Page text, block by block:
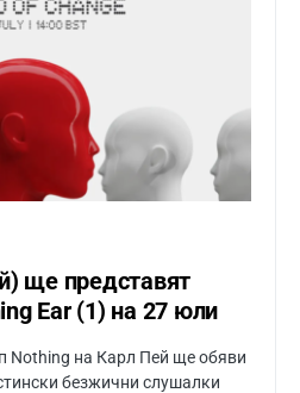
ще представят
Ear (1) на 27 юли
Nothing на Карл Пей ще обяви
безжични слушалки